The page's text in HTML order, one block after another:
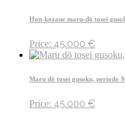
Hon-kozane maru-dō tosei
Price: 45.000 €
Maru dō tosei gusoku, periodo
Price: 45.000 €